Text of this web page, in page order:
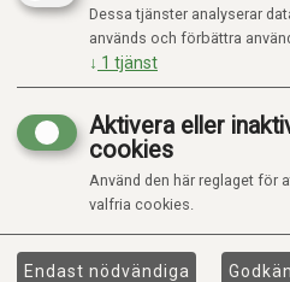
Dessa tjänster analyserar
används och förbättra
↓ 1 tjänst
Aktivera eller
cookies
Använd den här reglaget för
valfria cookies.
Endast nödvändiga